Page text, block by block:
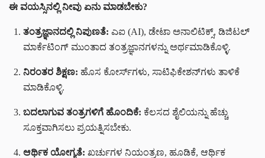
ಈ ವಯಸ್ಸಿನಲ್ಲಿ ನೀವು ಏನು ಮಾಡಬೇಕು?
ತಂತ್ರಜ್ಞಾನದಲ್ಲಿ ನಿಪುಣತೆ: ಎಐ (AI), ಡೇಟಾ ಅನಾಲಿಟಿಕ್ಸ್, ಡಿಜಿಟಲ್
ಮಾರ್ಕೆಟಿಂಗ್ ಮುಂತಾದ ತಂತ್ರಜ್ಞಾನಗಳನ್ನು ಅರ್ಥಮಾಡಿಕೊಳ್ಳಿ.
ನಿರಂತರ ಶಿಕ್ಷಣ: ಹೊಸ ಕೋರ್ಸ್‌ಗಳು, ಸಾಟಿಫಿಕೇಶನ್‌ಗಳು ತಾಳಿಕೆ
ಮಾಡಿಕೊಳ್ಳಿ.
ಬದಲಾಗುವ ತಂತ್ರಗಳಿಗೆ ಹೊಂದಿಕೆ: ಕೆಲಸದ ಶೈಲಿಯನ್ನು ಹೆಚ್ಚು
ಸೂಕ್ತವಾಗಿಸಲು ಪ್ರಯತ್ನಿಸಬೇಕು.
ಆರ್ಥಿಕ ಯೋಗ್ಯತೆ: ಖರ್ಚುಗಳ ನಿಯಂತ್ರಣ, ಹೂಡಿಕೆ, ಆರ್ಥಿಕ